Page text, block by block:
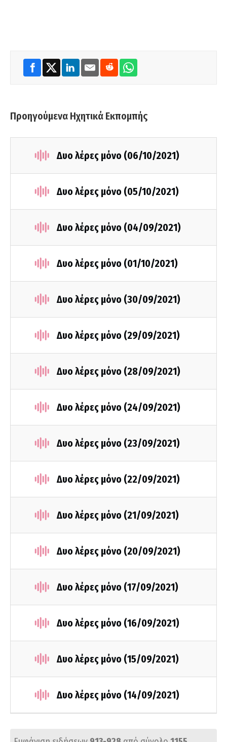
Προηγούμενα Ηχητικά Εκπομπής
Δυο λέρες μόνο (06/10/2021)
Δυο λέρες μόνο (05/10/2021)
Δυο λέρες μόνο (04/09/2021)
Δυο λέρες μόνο (01/10/2021)
Δυο λέρες μόνο (30/09/2021)
Δυο λέρες μόνο (29/09/2021)
Δυο λέρες μόνο (28/09/2021)
Δυο λέρες μόνο (24/09/2021)
Δυο λέρες μόνο (23/09/2021)
Δυο λέρες μόνο (22/09/2021)
Δυο λέρες μόνο (21/09/2021)
Δυο λέρες μόνο (20/09/2021)
Δυο λέρες μόνο (17/09/2021)
Δυο λέρες μόνο (16/09/2021)
Δυο λέρες μόνο (15/09/2021)
Δυο λέρες μόνο (14/09/2021)